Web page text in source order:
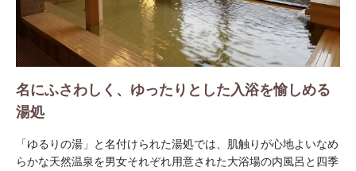
名にふさわしく、ゆったりとした入浴を愉しめる
湯処
「ゆるりの湯」と名付けられた湯処では、肌触りが心地よいなめ
らかな天然温泉を男女それぞれ用意された大浴場の内風呂と四季